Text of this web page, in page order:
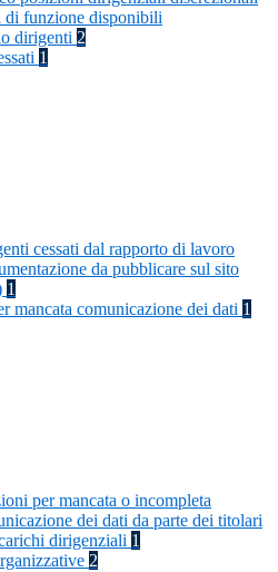
di funzione disponibili
dirigenti 2
1
cessati dal rapporto di lavoro
da pubblicare sul sito
1
mancata comunicazione dei dati 1
per mancata o incompleta
dei dati da parte dei titolari
dirigenziali 1
2